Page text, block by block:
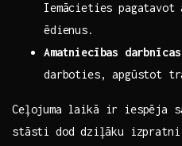
Iemācieties
ēdienus.
Amatniecības
darboties, apgūstot
Ceļojuma laikā ir ‍iespēja
stāsti dod⁣ dziļāku izpratni⁤